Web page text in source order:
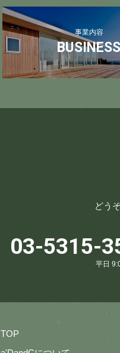
事業内容
BUSINESS
どう
03-5315-
平日
TOP